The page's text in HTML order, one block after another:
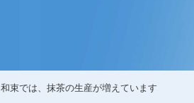
和束では、抹茶の生産が増えています